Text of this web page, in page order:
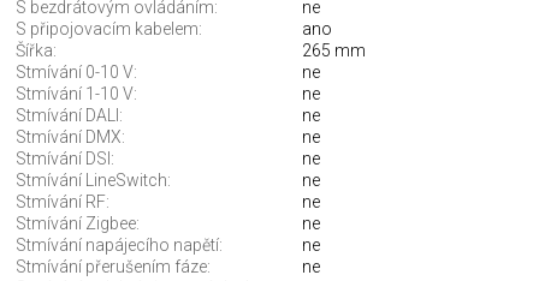
S bezdrátovým ovládáním:
ne
S připojovacím kabelem:
ano
Šířka:
265 mm
Stmívání 0-10 V:
ne
Stmívání 1-10 V:
ne
Stmívání DALI:
ne
Stmívání DMX:
ne
Stmívání DSI:
ne
Stmívání LineSwitch:
ne
Stmívání RF:
ne
Stmívání Zigbee:
ne
Stmívání napájecího napětí:
ne
Stmívání přerušením fáze:
ne